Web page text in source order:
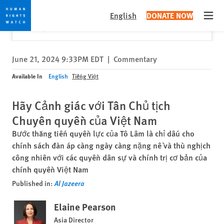
Skip
to
cookie
privacy
notice
Skip
to
main
content
English DONATE NOW
Would you like to read this page in English?
Yes
✕
June 21, 2024 9:33PM EDT | Commentary
Available In English Tiếng Việt
Hãy Cảnh giác với Tân Chủ tịch
Chuyên quyền của Việt Nam
Bước thăng tiến quyền lực của Tô Lâm là chỉ dấu cho
chính sách đàn áp càng ngày càng nặng nề và thù nghịch
công nhiên với các quyền dân sự và chính trị cơ bản của
chính quyền Việt Nam
Published in: Al Jazeera
Elaine Pearson
Asia Director